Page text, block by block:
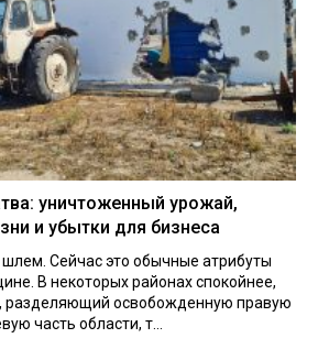
уничтоженный урожай,
и убытки для бизнеса
Сейчас это обычные атрибуты
В некоторых районах спокойнее,
разделяющий освобожденную правую
часть области, т...